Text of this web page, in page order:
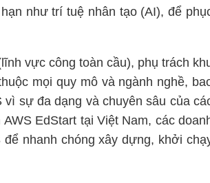
như trí tuệ nhân tạo (AI), để
vực công toàn cầu), phụ trách
mọi quy mô và ngành nghề,
sự đa dạng và chuyên sâu của
EdStart tại Việt Nam, các
nhanh chóng xây dựng, khởi